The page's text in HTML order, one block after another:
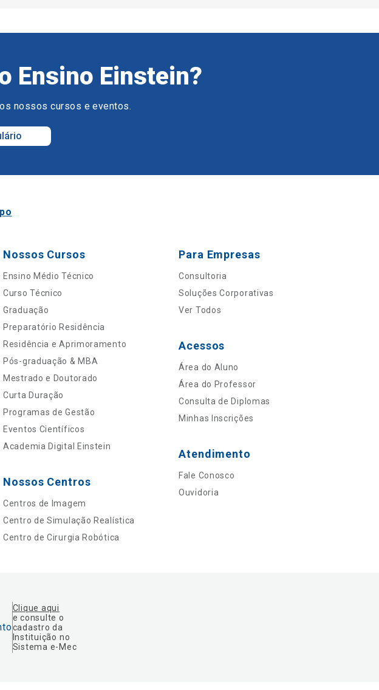
Ensino Einstein?
nossos cursos e eventos.
Nossos Cursos
Ensino Médio Técnico
Curso Técnico
Graduação
Preparatório Residência
Residência e Aprimoramento
Pós-graduação & MBA
Mestrado e Doutorado
Curta Duração
Programas de Gestão
Eventos Científicos
Academia Digital Einstein
Nossos Centros
Centros de Imagem
Centro de Simulação Realística
Centro de Cirurgia Robótica
Para Empresas
Consultoria
Soluções Corporativas
Ver Todos
Acessos
Área do Aluno
Área do Professor
Consulta de Diplomas
Minhas Inscrições
Atendimento
Fale Conosco
Ouvidoria
Clique aqui
e consulte o
cadastro da
Instituição no
Sistema e-Mec